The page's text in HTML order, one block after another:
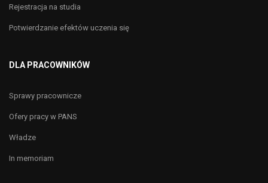
Rejestracja na studia
Potwierdzanie efektów uczenia się
DLA PRACOWNIKÓW
Sprawy pracownicze
Ofery pracy w PANS
Władze
In memoriam